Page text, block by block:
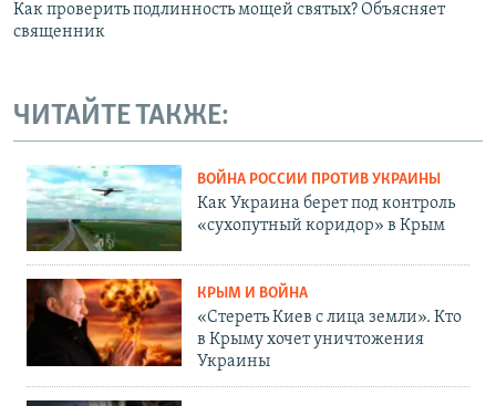
Как проверить подлинность мощей святых? Объясняет
священник
ЧИТАЙТЕ ТАКЖЕ:
ВОЙНА РОССИИ ПРОТИВ УКРАИНЫ
Как Украина берет под контроль
«сухопутный коридор» в Крым
КРЫМ И ВОЙНА
«Стереть Киев с лица земли». Кто
в Крыму хочет уничтожения
Украины